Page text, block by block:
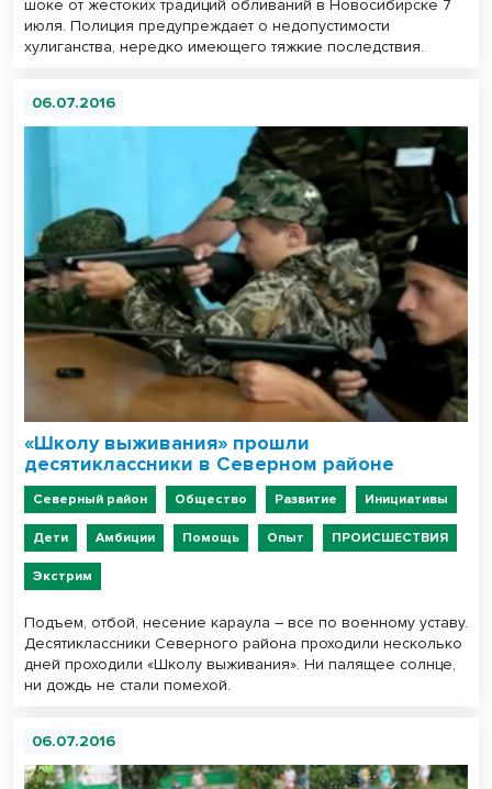
шоке от жестоких традиций обливаний в Новосибирске 7
июля. Полиция предупреждает о недопустимости
хулиганства, нередко имеющего тяжкие последствия.
06.07.2016
«Школу выживания» прошли
десятиклассники в Северном районе
Северный район Общество Развитие Инициативы
Дети Амбиции Помощь Опыт ПРОИСШЕСТВИЯ
Экстрим
Подъем, отбой, несение караула – все по военному уставу.
Десятиклассники Северного района проходили несколько
дней проходили «Школу выживания». Ни палящее солнце,
ни дождь не стали помехой.
06.07.2016